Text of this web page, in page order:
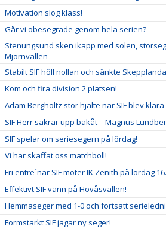
Motivation slog klass!
Går vi obesegrade genom hela serien?
Stenungsund sken ikapp med solen,
Mjörnvallen
Stabilt SIF höll nollan och sänkte Skepplanda
Kom och fira division 2 platsen!
Adam Bergholtz stor hjälte när SIF blev
SIF Herr säkrar upp bakåt – Magnus
SIF spelar om seriesegern på lördag!
Vi har skaffat oss matchboll!
Fri entre´när SIF möter IK Zenith på lördag
Effektivt SIF vann på Hovåsvallen!
Hemmaseger med 1-0 och fortsatt
Formstarkt SIF jagar ny seger!